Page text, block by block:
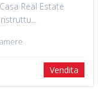
Real Estate
Vendita